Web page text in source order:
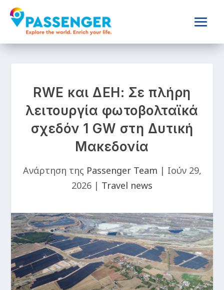
RWE και ΔΕΗ: Σε πλήρη
λειτουργία φωτοβολταϊκά
σχεδόν 1 GW στη Δυτική
Μακεδονία
Ανάρτηση της Passenger Team | Ιούν 29,
2026 | Travel news